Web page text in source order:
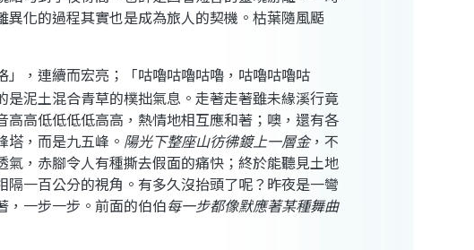
化的過程其實也是成為旅人的契機。枯葉隨風颳
」，連續而宏亮；「咕嚕咕嚕咕嚕，咕嚕咕嚕咕
泥土混合青草的樸拙氣息。走著走著雖未緣溪行竟
高低低低低高高，熱情地相互應和著；噢，還有各
，而是九五峰。 陽光下整座山彷彿鍍上一層金，不
氣，赤腳令人有種撕去假面的痛快；終於能聽見土地
一百公分的視角。有多久沒抬頭了呢？昨夜是一彎
，一步一步。前面的伯伯每一步都像默應著某種舞曲